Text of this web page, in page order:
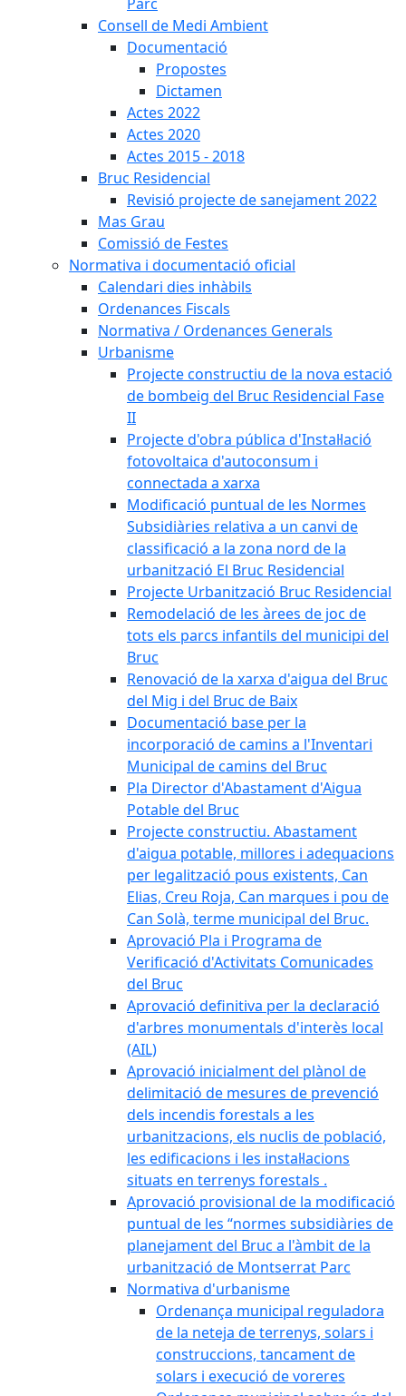
Consell de Medi Ambient
Documentació
Propostes
Dictamen
Actes 2022
Actes 2020
Actes 2015 - 2018
Bruc Residencial
Revisió projecte de sanejament 2022
Mas Grau
Comissió de Festes
Normativa i documentació oficial
Calendari dies inhàbils
Ordenances Fiscals
Normativa / Ordenances Generals
Urbanisme
Projecte constructiu de la nova estació
de bombeig del Bruc Residencial Fase
II
Projecte d'obra pública d'Instal·lació
fotovoltaica d'autoconsum i
connectada a xarxa
Modificació puntual de les Normes
Subsidiàries relativa a un canvi de
classificació a la zona nord de la
urbanització El Bruc Residencial
Projecte Urbanització Bruc Residencial
Remodelació de les àrees de joc de
tots els parcs infantils del municipi del
Bruc
Renovació de la xarxa d'aigua del Bruc
del Mig i del Bruc de Baix
Documentació base per la
incorporació de camins a l'Inventari
Municipal de camins del Bruc
Pla Director d'Abastament d'Aigua
Potable del Bruc
Projecte constructiu. Abastament
d'aigua potable, millores i adequacions
per legalització pous existents, Can
Elias, Creu Roja, Can marques i pou de
Can Solà, terme municipal del Bruc.
Aprovació Pla i Programa de
Verificació d'Activitats Comunicades
del Bruc
Aprovació definitiva per la declaració
d'arbres monumentals d'interès local
(AIL)
Aprovació inicialment del plànol de
delimitació de mesures de prevenció
dels incendis forestals a les
urbanitzacions, els nuclis de població,
les edificacions i les instal·lacions
situats en terrenys forestals .
Aprovació provisional de la modificació
puntual de les “normes subsidiàries de
planejament del Bruc a l'àmbit de la
urbanització de Montserrat Parc
Normativa d'urbanisme
Ordenança municipal reguladora
de la neteja de terrenys, solars i
construccions, tancament de
solars i execució de voreres